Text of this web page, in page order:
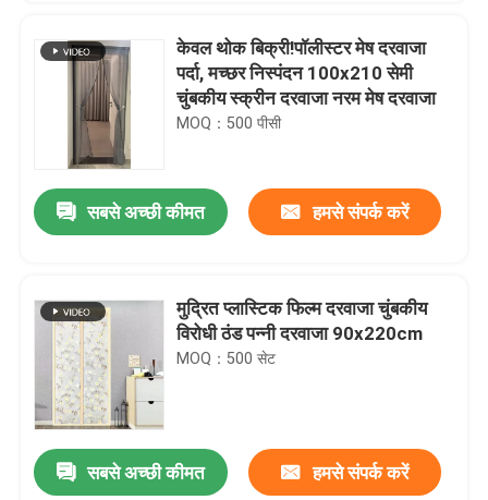
केवल थोक बिक्री!पॉलीस्टर मेष दरवाजा
पर्दा, मच्छर निस्पंदन 100x210 सेमी
चुंबकीय स्क्रीन दरवाजा नरम मेष दरवाजा
MOQ：500 पीसी
सबसे अच्छी कीमत हमसे संपर्क करें
मुद्रित प्लास्टिक फिल्म दरवाजा चुंबकीय
विरोधी ठंड पन्नी दरवाजा 90x220cm
MOQ：500 सेट
सबसे अच्छी कीमत हमसे संपर्क करें